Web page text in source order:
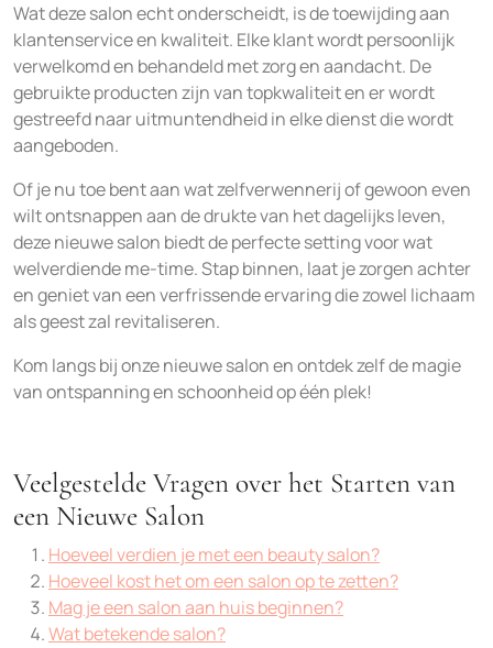
Wat deze salon echt onderscheidt, is de toewijding aan
klantenservice en kwaliteit. Elke klant wordt persoonlijk
verwelkomd en behandeld met zorg en aandacht. De
gebruikte producten zijn van topkwaliteit en er wordt
gestreefd naar uitmuntendheid in elke dienst die wordt
aangeboden.
Of je nu toe bent aan wat zelfverwennerij of gewoon even
wilt ontsnappen aan de drukte van het dagelijks leven,
deze nieuwe salon biedt de perfecte setting voor wat
welverdiende me-time. Stap binnen, laat je zorgen achter
en geniet van een verfrissende ervaring die zowel lichaam
als geest zal revitaliseren.
Kom langs bij onze nieuwe salon en ontdek zelf de magie
van ontspanning en schoonheid op één plek!
Veelgestelde Vragen over het Starten van
een Nieuwe Salon
Hoeveel verdien je met een beauty salon?
Hoeveel kost het om een ​​salon op te zetten?
Mag je een salon aan huis beginnen?
Wat betekende salon?